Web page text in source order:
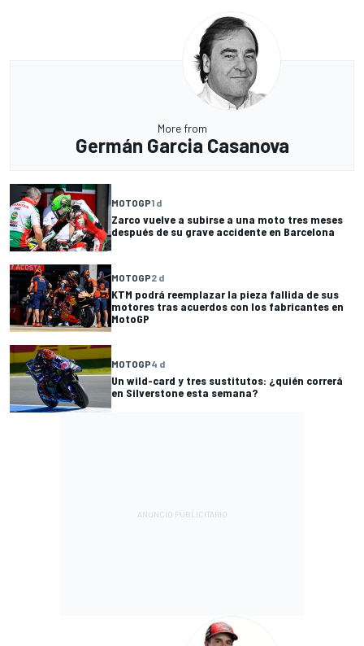
More from
Germán Garcia Casanova
MOTOGP1 d
Zarco vuelve a subirse a una moto tres meses
después de su grave accidente en Barcelona
MOTOGP2 d
KTM podrá reemplazar la pieza fallida de sus
motores tras acuerdos con los fabricantes en
MotoGP
MOTOGP4 d
Un wild-card y tres sustitutos: ¿quién correrá
en Silverstone esta semana?